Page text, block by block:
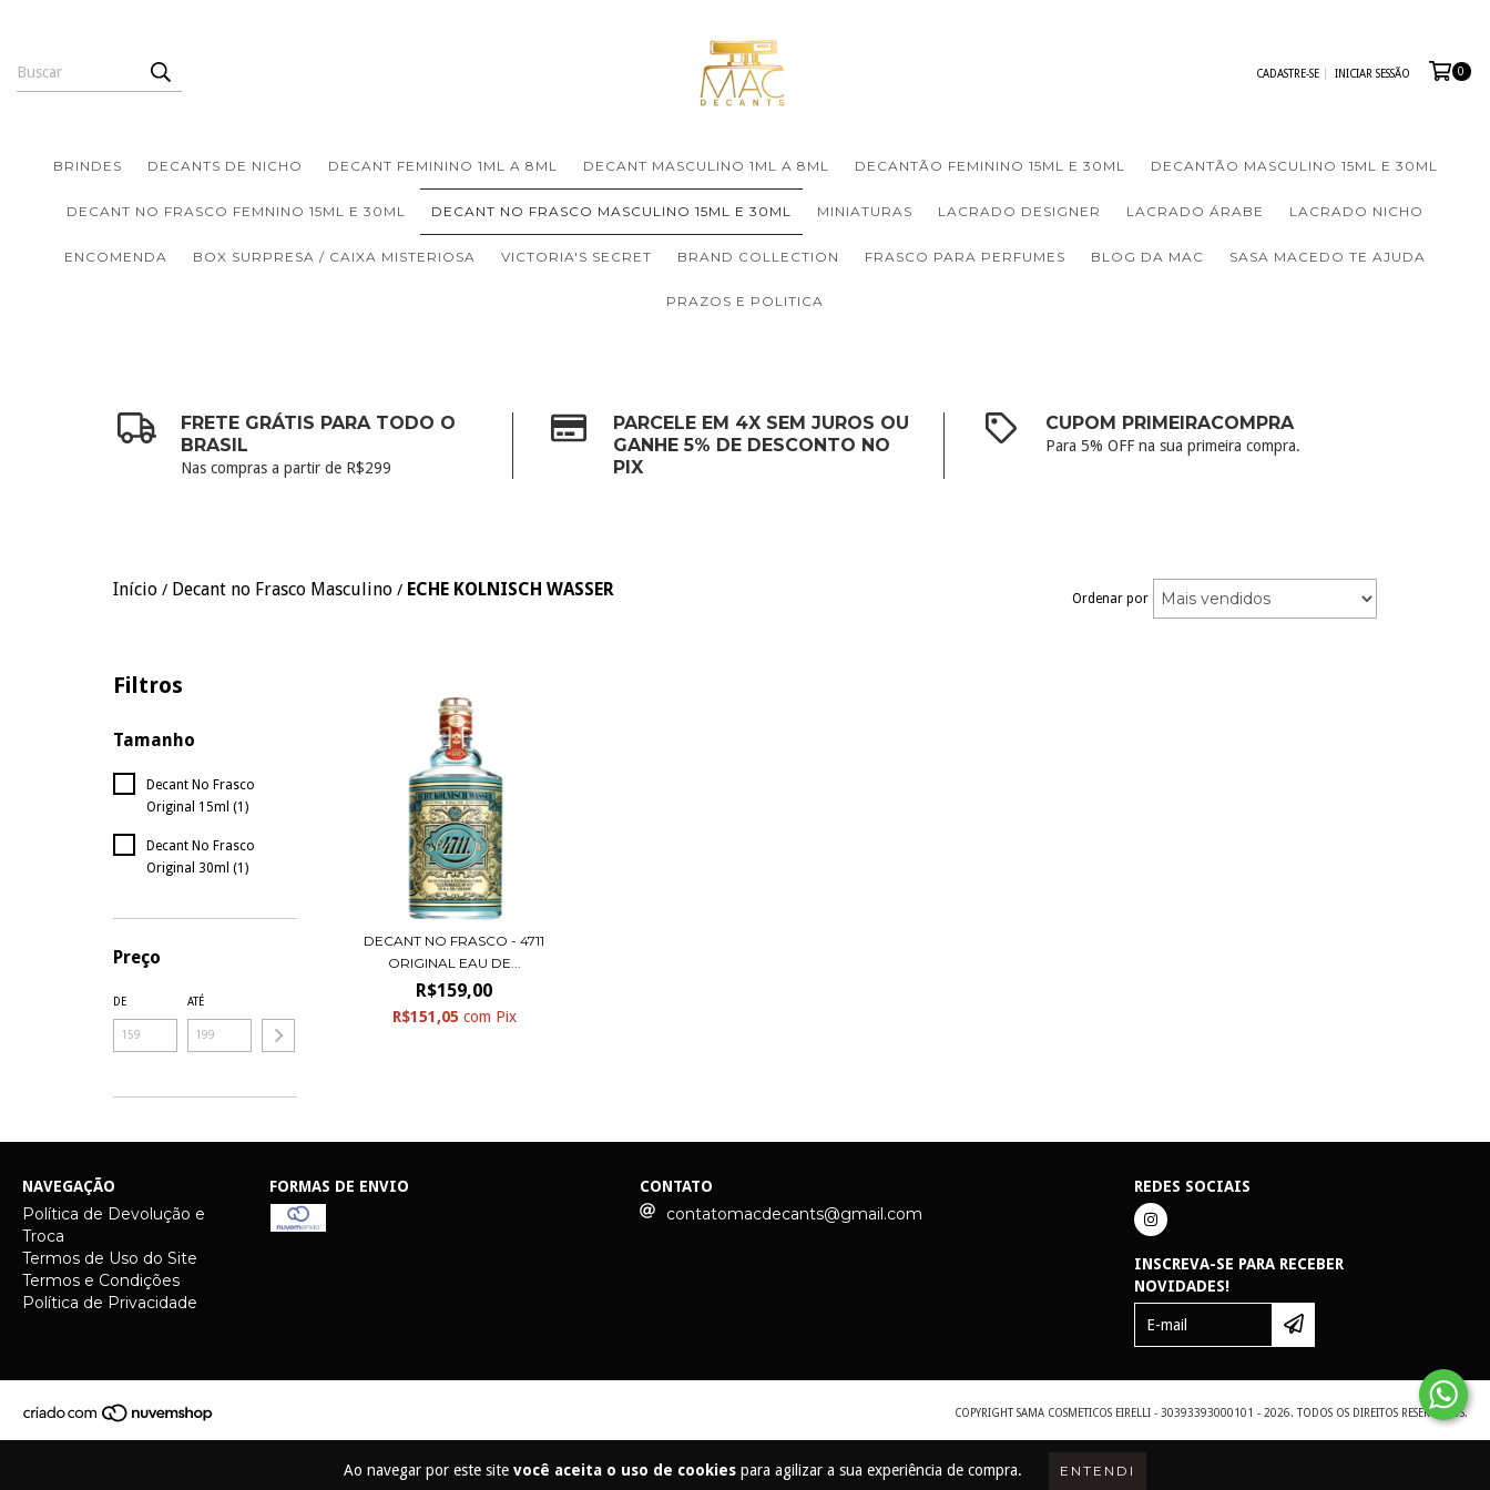
Ao navegar por este site você aceita o uso de cookies para agilizar a sua experiência de compra. ENTENDI
CADASTRE-SE INICIAR SESSÃO 0
BRINDES DECANTS DE NICHO DECANT FEMININO 1ML A 8ML DECANT MASCULINO 1ML A 8ML DECANTÃO FEMININO 15ML E 30ML DECANTÃO MASCULINO 15ML E 30ML
DECANT NO FRASCO FEMNINO 15ML E 30ML DECANT NO FRASCO MASCULINO 15ML E 30ML MINIATURAS LACRADO DESIGNER LACRADO ÁRABE LACRADO NICHO
ENCOMENDA BOX SURPRESA / CAIXA MISTERIOSA VICTORIA'S SECRET BRAND COLLECTION FRASCO PARA PERFUMES BLOG DA MAC SASA MACEDO TE AJUDA
PRAZOS E POLITICA
FRETE GRÁTIS PARA TODO O
BRASIL
Nas compras a partir de R$299
PARCELE EM 4X SEM JUROS OU
GANHE 5% DE DESCONTO NO
PIX
CUPOM PRIMEIRACOMPRA
Para 5% OFF na sua primeira compra.
Início / Decant no Frasco Masculino / ECHE KOLNISCH WASSER Ordenar por
Filtros
Tamanho
Decant No Frasco
Original 15ml (1)
Decant No Frasco
Original 30ml (1)
Preço
DE ATÉ
DECANT NO FRASCO - 4711
ORIGINAL EAU DE...
R$159,00
R$151,05 com Pix
NAVEGAÇÃO
Política de Devolução e
Troca
Termos de Uso do Site
Termos e Condições
Política de Privacidade
FORMAS DE ENVIO CONTATO
contatomacdecants@gmail.com
REDES SOCIAIS
INSCREVA-SE PARA RECEBER
NOVIDADES!
COPYRIGHT SAMA COSMETICOS EIRELLI - 30393393000101 - 2026. TODOS OS DIREITOS RESERVADOS.